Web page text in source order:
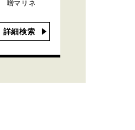
噌マリネ
詳細検索